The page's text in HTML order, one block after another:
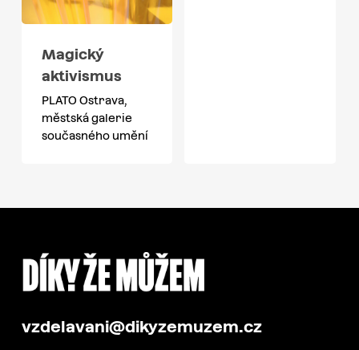
Magický
aktivismus
PLATO Ostrava,
městská galerie
současného umění
vzdelavani@dikyzemuzem.cz